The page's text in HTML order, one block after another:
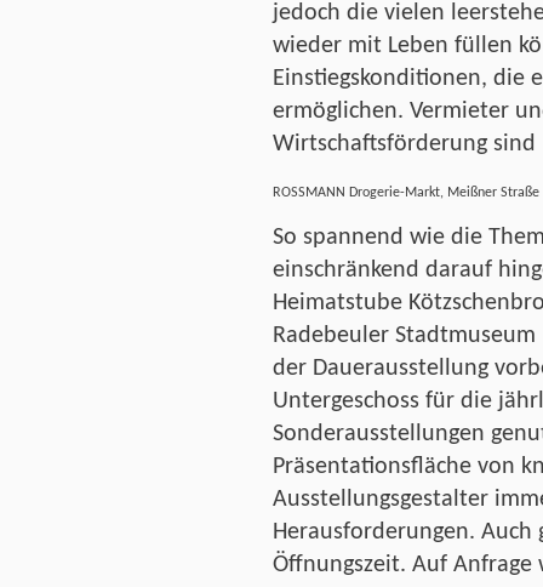
jedoch die vielen
wieder mit Leben füllen
Einstiegskonditionen, die
ermöglichen. Vermieter
Wirtschaftsförderung
ROSSMANN Drogerie-Markt, Meißner
So spannend wie die
einschränkend darauf
Heimatstube
Radebeuler
der Dauerausstellung
Untergeschoss für die
Sonderausstellungen
Präsentationsfläche von
Ausstellungsgestalter
Herausforderungen. Auch
Öffnungszeit. Auf